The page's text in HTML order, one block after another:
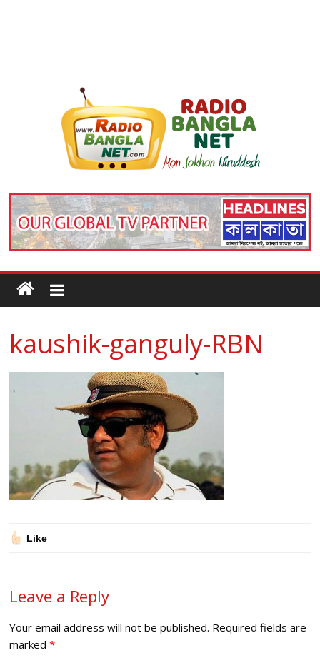
kaushik-ganguly-RBN
Like
Leave a Reply
Your email address will not be published. Required fields are
marked*